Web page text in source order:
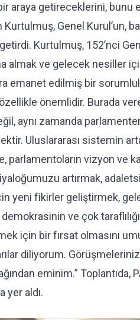
araya getireceklerini, bunu
Kurtulmuş, Genel Kurul’un,
Kurtulmuş, 152’nci
almak ve gelecek nesiller
emanet edilmiş bir
önemlidir. Burada
aynı zamanda
Uluslararası sistemin
parlamentoların vizyon ve
artırmak,
yeni fikirler geliştirmek,
demokrasinin ve çok
için bir fırsat olmasını
diliyorum.
eminim.” Toplantıda,
yer aldı.